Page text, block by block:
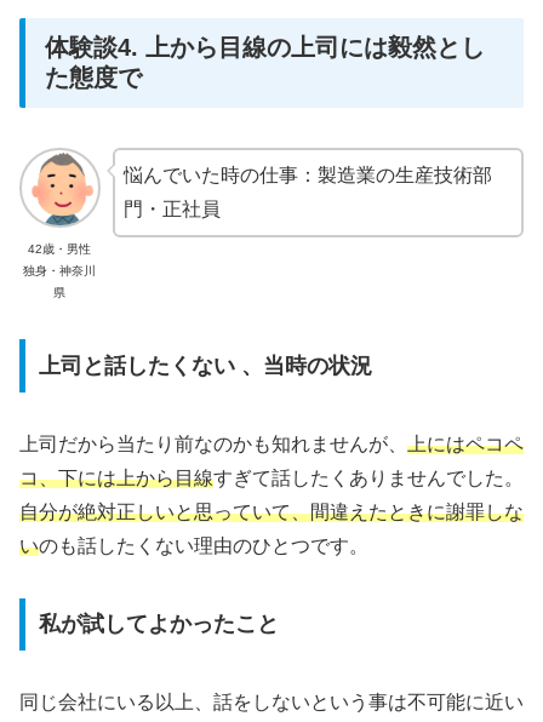
体験談4. 上から目線の上司には毅然とし
た態度で
42歳・男性
独身・神奈川
県
悩んでいた時の仕事：製造業の生産技術部
門・正社員
上司と話したくない 、当時の状況
上司だから当たり前なのかも知れませんが、 上にはペコペ
コ、下には上から目線すぎて話したくありませんでした。
自分が絶対正しいと思っていて、間違えたときに謝罪しな
いのも話したくない理由のひとつです。
私が試してよかったこと
同じ会社にいる以上、話をしないという事は不可能に近い